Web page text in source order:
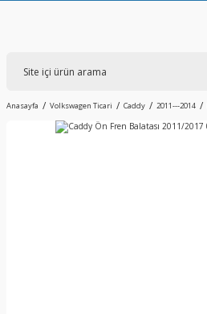
Anasayfa Volkswagen Ticari Caddy 2011---2014